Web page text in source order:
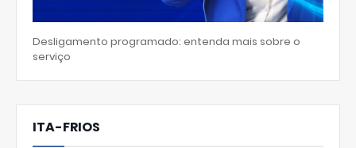
Desligamento programado: entenda mais sobre o
serviço
ITA-FRIOS